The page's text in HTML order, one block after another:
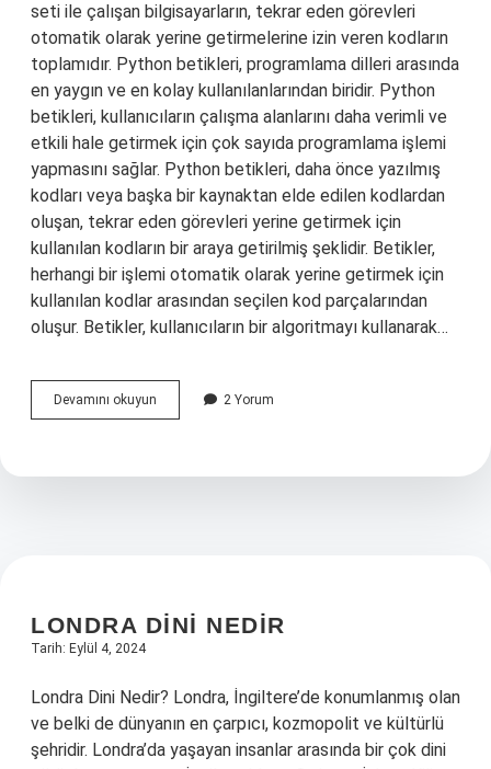
seti ile çalışan bilgisayarların, tekrar eden görevleri
otomatik olarak yerine getirmelerine izin veren kodların
toplamıdır. Python betikleri, programlama dilleri arasında
en yaygın ve en kolay kullanılanlarından biridir. Python
betikleri, kullanıcıların çalışma alanlarını daha verimli ve
etkili hale getirmek için çok sayıda programlama işlemi
yapmasını sağlar. Python betikleri, daha önce yazılmış
kodları veya başka bir kaynaktan elde edilen kodlardan
oluşan, tekrar eden görevleri yerine getirmek için
kullanılan kodların bir araya getirilmiş şeklidir. Betikler,
herhangi bir işlemi otomatik olarak yerine getirmek için
kullanılan kodlar arasından seçilen kod parçalarından
oluşur. Betikler, kullanıcıların bir algoritmayı kullanarak…
Devamını okuyun
betik
2 Yorum
LONDRA DINI NEDIR
Tarih: Eylül 4, 2024
Londra Dini Nedir? Londra, İngiltere’de konumlanmış olan
ve belki de dünyanın en çarpıcı, kozmopolit ve kültürlü
şehridir. Londra’da yaşayan insanlar arasında bir çok dini